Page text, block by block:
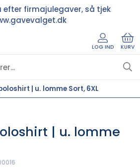
efter firmajulegaver, så tjek
LOG IND KURV
| u. lomme Sort, 6XL
| u. lomme